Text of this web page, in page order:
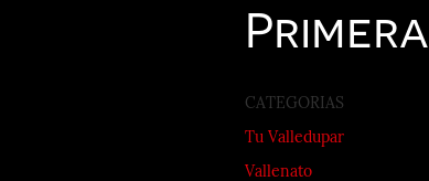
Primera
CATEGORIAS
Tu Valledupar
Vallenato